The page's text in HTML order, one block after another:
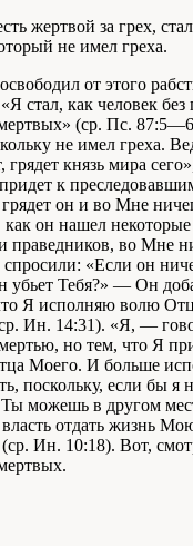
жертвой за грех,
не имел греха.
от этого
стал, как человек
(ср. Пс.
не имел греха.
грядет князь мира
к
он и во Мне
он нашел некоторые
праведников, во Мне
«Если он
убьет Тебя?» — Он
Я исполняю волю
Ин. 14:31). «Я, —
но тем, что Я
Моего. И больше
, поскольку, если бы я
Ты можешь в другом
отдать жизнь
(ср. Ин. 10:18). Вот,